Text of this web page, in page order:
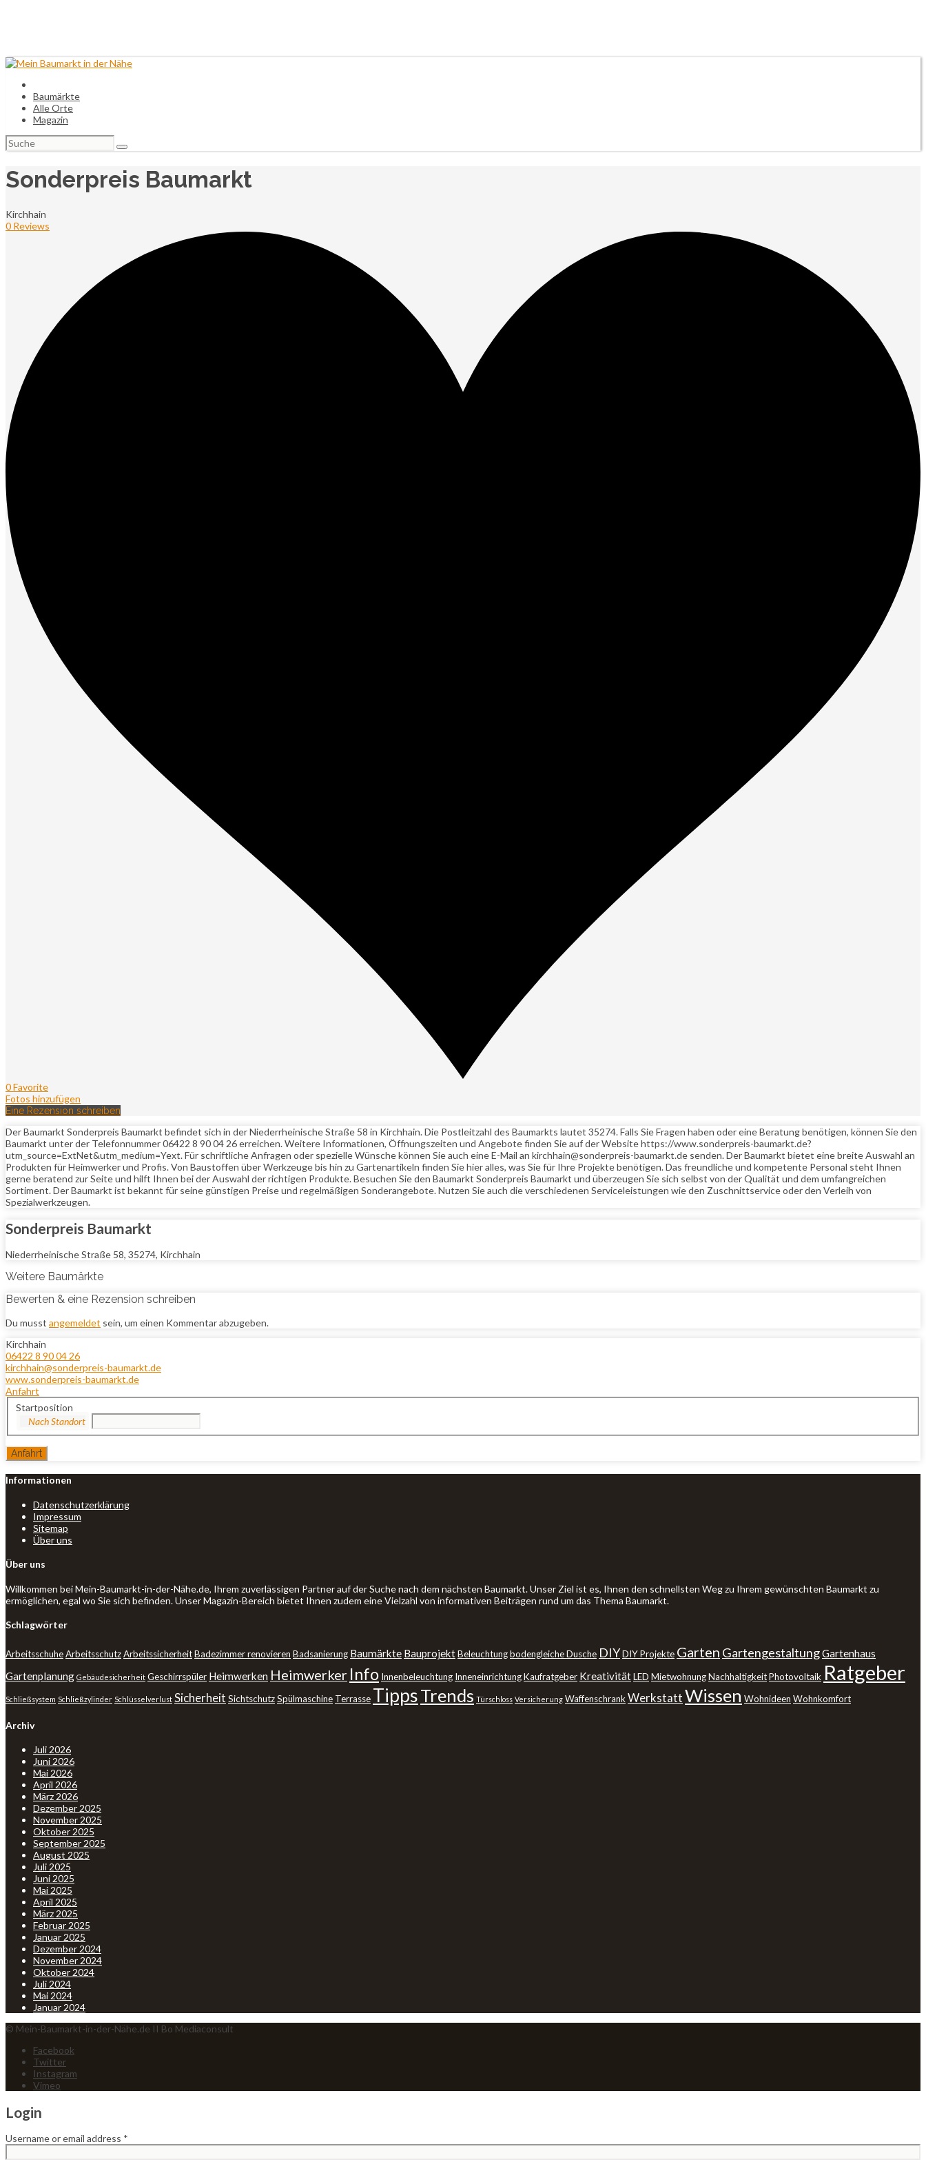
Baumärkte
Alle Orte
Magazin
Suchen
nach:
Sonderpreis Baumarkt
Kirchhain
0 Reviews
0 Favorite
Fotos hinzufügen
Eine Rezension schreiben
Der Baumarkt Sonderpreis Baumarkt befindet sich in der Niederrheinische Straße 58 in Kirchhain. Die Postleitzahl des Baumarkts lautet 35274. Falls Sie Fragen haben oder eine Beratung benötigen, können Sie den
Baumarkt unter der Telefonnummer 06422 8 90 04 26 erreichen. Weitere Informationen, Öffnungszeiten und Angebote finden Sie auf der Website https://www.sonderpreis-baumarkt.de?
utm_source=ExtNet&utm_medium=Yext. Für schriftliche Anfragen oder spezielle Wünsche können Sie auch eine E-Mail an kirchhain@sonderpreis-baumarkt.de senden. Der Baumarkt bietet eine breite Auswahl an
Produkten für Heimwerker und Profis. Von Baustoffen über Werkzeuge bis hin zu Gartenartikeln finden Sie hier alles, was Sie für Ihre Projekte benötigen. Das freundliche und kompetente Personal steht Ihnen
gerne beratend zur Seite und hilft Ihnen bei der Auswahl der richtigen Produkte. Besuchen Sie den Baumarkt Sonderpreis Baumarkt und überzeugen Sie sich selbst von der Qualität und dem umfangreichen
Sortiment. Der Baumarkt ist bekannt für seine günstigen Preise und regelmäßigen Sonderangebote. Nutzen Sie auch die verschiedenen Serviceleistungen wie den Zuschnittservice oder den Verleih von
Spezialwerkzeugen.
Sonderpreis Baumarkt
Niederrheinische Straße 58, 35274, Kirchhain
Weitere Baumärkte
Bewerten & eine Rezension schreiben
Du musst angemeldet sein, um einen Kommentar abzugeben.
Kirchhain
06422 8 90 04 26
kirchhain@sonderpreis-baumarkt.de
www.sonderpreis-baumarkt.de
Anfahrt
Startposition
Informationen
Datenschutzerklärung
Impressum
Sitemap
Über uns
Über uns
Willkommen bei Mein-Baumarkt-in-der-Nähe.de, Ihrem zuverlässigen Partner auf der Suche nach dem nächsten Baumarkt. Unser Ziel ist es, Ihnen den schnellsten Weg zu Ihrem gewünschten Baumarkt zu
ermöglichen, egal wo Sie sich befinden. Unser Magazin-Bereich bietet Ihnen zudem eine Vielzahl von informativen Beiträgen rund um das Thema Baumarkt.
Schlagwörter
ArbeitsschuheArbeitsschutzArbeitssicherheitBadezimmer renovieren Badsanierung Baumärkte BauprojektBeleuchtungbodengleiche Dusche DIYDIY Projekte Garten GartengestaltungGartenhaus
Gartenplanung Gebäudesicherheit Geschirrspüler Heimwerken Heimwerker Info Innenbeleuchtung InneneinrichtungKaufratgeber KreativitätLED MietwohnungNachhaltigkeitPhotovoltaik Ratgeber
Schließsystem Schließzylinder Schlüsselverlust Sicherheit SichtschutzSpülmaschine Terrasse TippsTrends Türschloss Versicherung WaffenschrankWerkstattWissen Wohnideen Wohnkomfort
Archiv
Juli 2026
Juni 2026
Mai 2026
April 2026
März 2026
Dezember 2025
November 2025
Oktober 2025
September 2025
August 2025
Juli 2025
Juni 2025
Mai 2025
April 2025
März 2025
Februar 2025
Januar 2025
Dezember 2024
November 2024
Oktober 2024
Juli 2024
Mai 2024
Januar 2024
© Mein-Baumarkt-in-der-Nähe.de II Bo Mediaconsult
Facebook
Twitter
Instagram
Vimeo
Login
Username or email address *